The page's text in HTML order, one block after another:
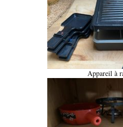
Appareil à